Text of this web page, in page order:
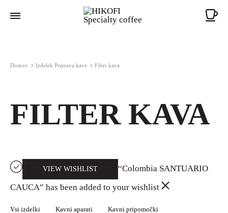
Domov Izdelek Priprava kave Filter kava
FILTER KAVA
VIEW WISHLIST
“Colombia SANTUARIO
CAUCA” has been added to your wishlist
Vsi izdelki Kavni aparati
Kavni pripomočki